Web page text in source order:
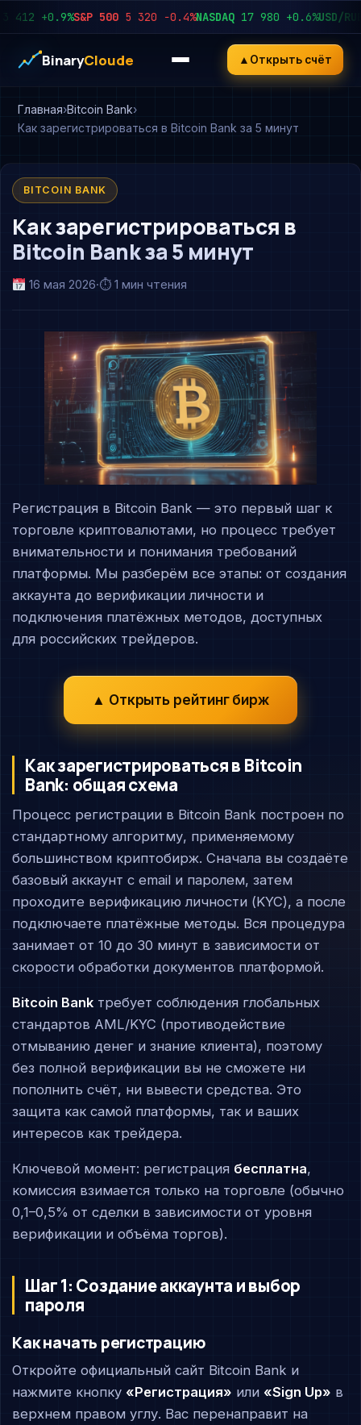
+0.9%S&P 500 5 320 −0.4%NASDAQ 17 980 +0.6%USD/RUB
BinaryCloude ▲ Открыть счёт
Главная Bitcoin Bank
Как зарегистрироваться в Bitcoin Bank за 5 минут
BITCOIN BANK
Как зарегистрироваться в
Bitcoin Bank за 5 минут
16 мая 2026·⏱ 1 мин чтения
Регистрация в Bitcoin Bank — это первый шаг к
торговле криптовалютами, но процесс требует
внимательности и понимания требований
платформы. Мы разберём все этапы: от создания
аккаунта до верификации личности и
подключения платёжных методов, доступных
для российских трейдеров.
▲ Открыть рейтинг бирж
Как зарегистрироваться в Bitcoin
Bank: общая схема
Процесс регистрации в Bitcoin Bank построен по
стандартному алгоритму, применяемому
большинством криптобирж. Сначала вы создаёте
базовый аккаунт с email и паролем, затем
проходите верификацию личности (KYC), а после
подключаете платёжные методы. Вся процедура
занимает от 10 до 30 минут в зависимости от
скорости обработки документов платформой.
Bitcoin Bank требует соблюдения глобальных
стандартов AML/KYC (противодействие
отмыванию денег и знание клиента), поэтому
без полной верификации вы не сможете ни
пополнить счёт, ни вывести средства. Это
защита как самой платформы, так и ваших
интересов как трейдера.
Ключевой момент: регистрация бесплатна,
комиссия взимается только на торговле (обычно
0,1–0,5% от сделки в зависимости от уровня
верификации и объёма торгов).
Шаг 1: Создание аккаунта и выбор
пароля
Как начать регистрацию
Откройте официальный сайт Bitcoin Bank и
нажмите кнопку «Регистрация» или «Sign Up» в
верхнем правом углу. Вас перенаправит на